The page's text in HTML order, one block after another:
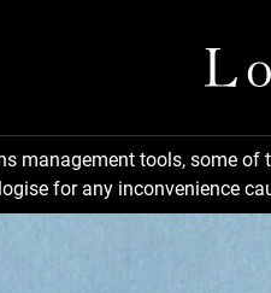
management tools, some
for any inconvenience